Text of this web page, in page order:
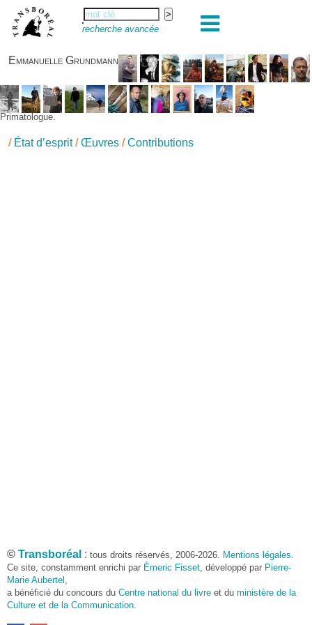
recherche avancée
Emmanuelle Grundmann
Primatologue.
/ État d’esprit/Œuvres /Contributions
© Transboréal : tous droits réservés, 2006-2026. Mentions légales.
Ce site, constamment enrichi par Émeric Fisset, développé par Pierre-
Marie Aubertel ,
a bénéficié du concours du Centre national du livre et du ministère de la
Culture et de la Communication.